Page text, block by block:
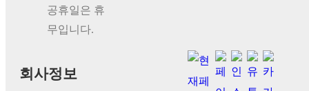
공휴일은 휴
무입니다.
회사정보